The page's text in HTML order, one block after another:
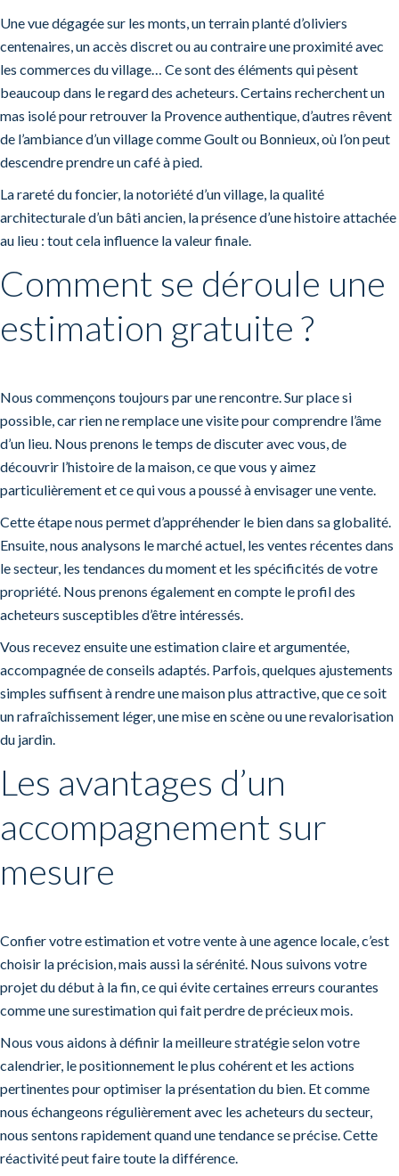
Une vue dégagée sur les monts, un terrain planté d’oliviers
centenaires, un accès discret ou au contraire une proximité avec
les commerces du village… Ce sont des éléments qui pèsent
beaucoup dans le regard des acheteurs. Certains recherchent un
mas isolé pour retrouver la Provence authentique, d’autres rêvent
de l’ambiance d’un village comme Goult ou Bonnieux, où l’on peut
descendre prendre un café à pied.
La rareté du foncier, la notoriété d’un village, la qualité
architecturale d’un bâti ancien, la présence d’une histoire attachée
au lieu : tout cela influence la valeur finale.
Comment se déroule une
estimation gratuite ?
Nous commençons toujours par une rencontre. Sur place si
possible, car rien ne remplace une visite pour comprendre l’âme
d’un lieu. Nous prenons le temps de discuter avec vous, de
découvrir l’histoire de la maison, ce que vous y aimez
particulièrement et ce qui vous a poussé à envisager une vente.
Cette étape nous permet d’appréhender le bien dans sa globalité.
Ensuite, nous analysons le marché actuel, les ventes récentes dans
le secteur, les tendances du moment et les spécificités de votre
propriété. Nous prenons également en compte le profil des
acheteurs susceptibles d’être intéressés.
Vous recevez ensuite une estimation claire et argumentée,
accompagnée de conseils adaptés. Parfois, quelques ajustements
simples suffisent à rendre une maison plus attractive, que ce soit
un rafraîchissement léger, une mise en scène ou une revalorisation
du jardin.
Les avantages d’un
accompagnement sur
mesure
Confier votre estimation et votre vente à une agence locale, c’est
choisir la précision, mais aussi la sérénité. Nous suivons votre
projet du début à la fin, ce qui évite certaines erreurs courantes
comme une surestimation qui fait perdre de précieux mois.
Nous vous aidons à définir la meilleure stratégie selon votre
calendrier, le positionnement le plus cohérent et les actions
pertinentes pour optimiser la présentation du bien. Et comme
nous échangeons régulièrement avec les acheteurs du secteur,
nous sentons rapidement quand une tendance se précise. Cette
réactivité peut faire toute la différence.